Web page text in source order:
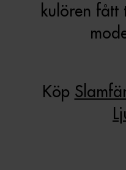
kulören fått
Köp